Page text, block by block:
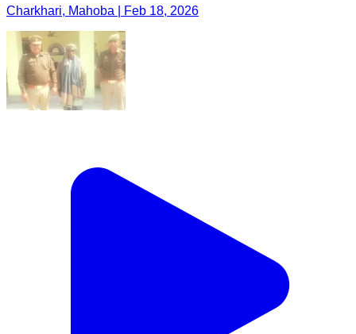
Charkhari, Mahoba | Feb 18, 2026